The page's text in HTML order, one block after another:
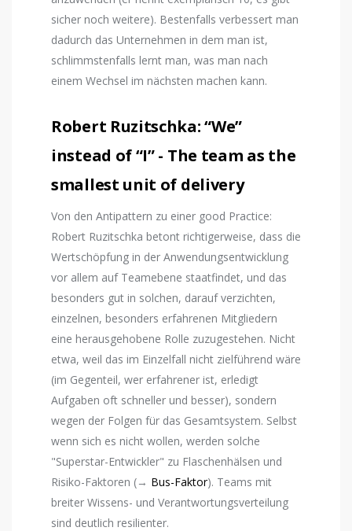
sicher noch weitere). Bestenfalls verbessert man
dadurch das Unternehmen in dem man ist,
schlimmstenfalls lernt man, was man nach
einem Wechsel im nächsten machen kann.
Robert Ruzitschka: “We”
instead of “I” - The team as the
smallest unit of delivery
Von den Antipattern zu einer good Practice:
Robert Ruzitschka betont richtigerweise, dass die
Wertschöpfung in der Anwendungsentwicklung
vor allem auf Teamebene staatfindet, und das
besonders gut in solchen, darauf verzichten,
einzelnen, besonders erfahrenen Mitgliedern
eine herausgehobene Rolle zuzugestehen. Nicht
etwa, weil das im Einzelfall nicht zielführend wäre
(im Gegenteil, wer erfahrener ist, erledigt
Aufgaben oft schneller und besser), sondern
wegen der Folgen für das Gesamtsystem. Selbst
wenn sich es nicht wollen, werden solche
"Superstar-Entwickler" zu Flaschenhälsen und
Risiko-Faktoren (→ Bus-Faktor). Teams mit
breiter Wissens- und Verantwortungsverteilung
sind deutlich resilienter.